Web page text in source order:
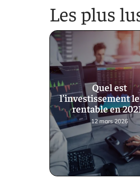
Les plus
Quel est
l’investissement
rentable en
12 mars 2026